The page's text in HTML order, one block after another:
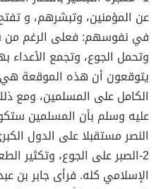
عن المؤمنين، وتبشرهم، و
في نفوسهم: فعلى الرغم من
وتحمل الجوع، وتجمع الأعداء
يتوقعون أن هذه الموقعة
الكامل على المسلمين، ومع
عليه وسلم بأن المسلمين
النصر مستقبلا على الدول
2-الصبر على الجوع، وتكثير
الإسلامي كله. فرأى جابر بن